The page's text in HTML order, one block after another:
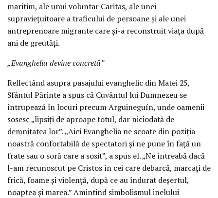
maritim, ale unui voluntar Caritas, ale unei
supraviețuitoare a traficului de persoane și ale unei
antreprenoare migrante care și-a reconstruit viața după
ani de greutăți.
„Evanghelia devine concretă”
Reflectând asupra pasajului evanghelic din Matei 25,
Sfântul Părinte a spus că Cuvântul lui Dumnezeu se
întrupează în locuri precum Arguineguín, unde oamenii
sosesc „lipsiți de aproape totul, dar niciodată de
demnitatea lor”. „Aici Evanghelia ne scoate din poziția
noastră confortabilă de spectatori și ne pune în față un
frate sau o soră care a sosit”, a spus el. „Ne întreabă dacă
l-am recunoscut pe Cristos în cei care debarcă, marcați de
frică, foame și violență, după ce au îndurat deșertul,
noaptea și marea.” Amintind simbolismul inelului